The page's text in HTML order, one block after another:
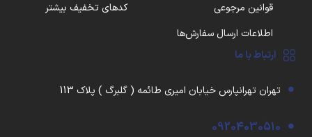
قوانین مرجوعی
کدهای تخفیف بیشتر
اطلاعات ارسال سفارش‌ها
ارتباط با ما
تهران تهرانپارس خیابان امیری طائمه ( گلبرگ ) پلاک 113
09204030510